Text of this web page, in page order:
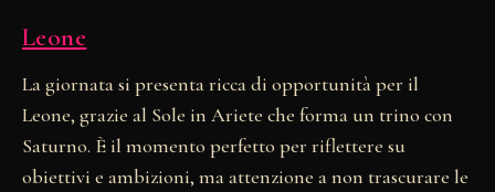
Leone
La giornata si presenta ricca di opportunità per il
Leone, grazie al Sole in Ariete che forma un trino con
Saturno. È il momento perfetto per riflettere su
obiettivi e ambizioni, ma attenzione a non trascurare le